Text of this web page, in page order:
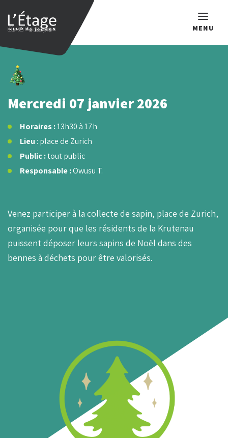
MENU
Mercredi 07 janvier 2026
Horaires :13h30 à 17h
Lieu : place de Zurich
Public :tout public
Responsable :Owusu T.
Venez participer à la collecte de sapin, place de Zurich,
organisée pour que les résidents de la Krutenau
puissent déposer leurs sapins de Noël dans des
bennes à déchets pour être valorisés.